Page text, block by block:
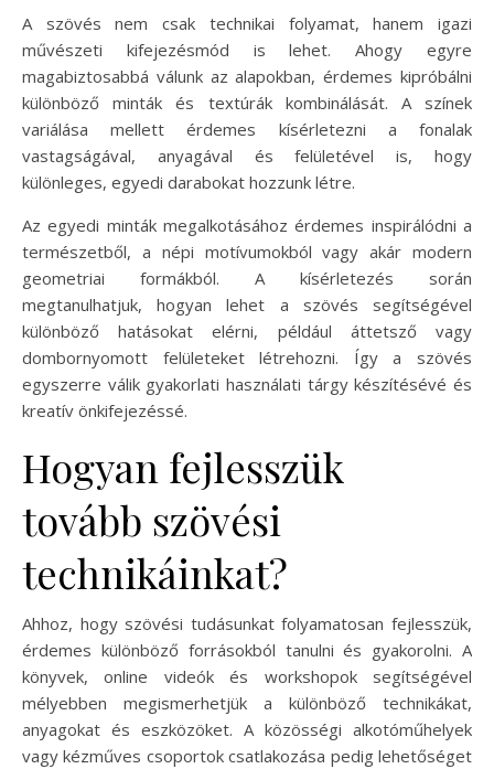
A szövés nem csak technikai folyamat, hanem igazi
művészeti kifejezésmód is lehet. Ahogy egyre
magabiztosabbá válunk az alapokban, érdemes kipróbálni
különböző minták és textúrák kombinálását. A színek
variálása mellett érdemes kísérletezni a fonalak
vastagságával, anyagával és felületével is, hogy
különleges, egyedi darabokat hozzunk létre.
Az egyedi minták megalkotásához érdemes inspirálódni a
természetből, a népi motívumokból vagy akár modern
geometriai formákból. A kísérletezés során
megtanulhatjuk, hogyan lehet a szövés segítségével
különböző hatásokat elérni, például áttetsző vagy
dombornyomott felületeket létrehozni. Így a szövés
egyszerre válik gyakorlati használati tárgy készítésévé és
kreatív önkifejezéssé.
Hogyan fejlesszük
tovább szövési
technikáinkat?
Ahhoz, hogy szövési tudásunkat folyamatosan fejlesszük,
érdemes különböző forrásokból tanulni és gyakorolni. A
könyvek, online videók és workshopok segítségével
mélyebben megismerhetjük a különböző technikákat,
anyagokat és eszközöket. A közösségi alkotóműhelyek
vagy kézműves csoportok csatlakozása pedig lehetőséget